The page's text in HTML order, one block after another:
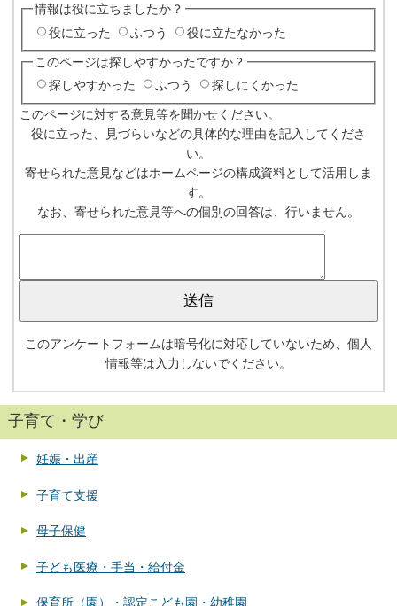
情報は役に立ちましたか？
役に立った
ふつう 役に立たなかった
このページは探しやすかったですか？
探しやすかった
ふつう 探しにくかった
このページに対する意見等を聞かせください。
役に立った、見づらいなどの具体的な理由を記入してくださ
い。
寄せられた意見などはホームページの構成資料として活用しま
す。
なお、寄せられた意見等への個別の回答は、行いません。
このアンケートフォームは暗号化に対応していないため、個人
情報等は入力しないでください。
子育て・学び
妊娠・出産
子育て支援
母子保健
子ども医療・手当・給付金
保育所（園）・認定こども園・幼稚園